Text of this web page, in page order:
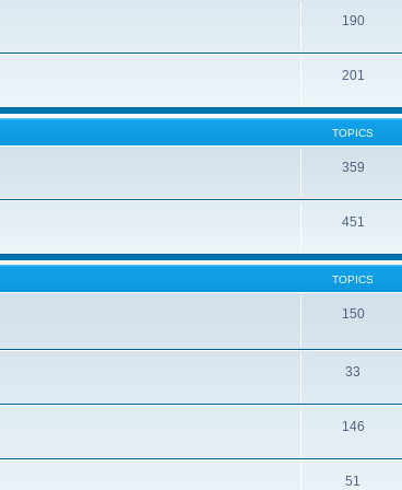
190
201
TOPICS
359
451
TOPICS
150
33
146
51